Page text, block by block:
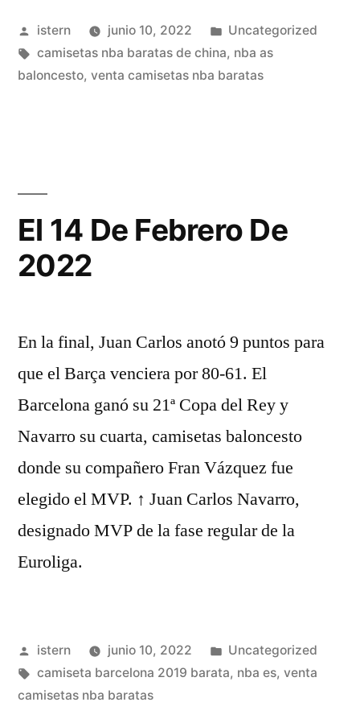
2022
2022
Baratas
Publicado
por
istern junio 10, 2022
Publicado
en
Uncategorized
Etiquetas:
camisetas nba baratas de china, nba as
baloncesto, venta camisetas nba baratas
El 14 De Febrero De
2022
En la final, Juan Carlos anotó 9 puntos para
que el Barça venciera por 80-61. El
Barcelona ganó su 21ª Copa del Rey y
Navarro su cuarta, camisetas baloncesto
donde su compañero Fran Vázquez fue
elegido el MVP. ↑ Juan Carlos Navarro,
designado MVP de la fase regular de la
Euroliga.
Publicado
por
istern junio 10, 2022
Publicado
en
Uncategorized
Etiquetas:
camiseta barcelona 2019 barata, nba es, venta
camisetas nba baratas